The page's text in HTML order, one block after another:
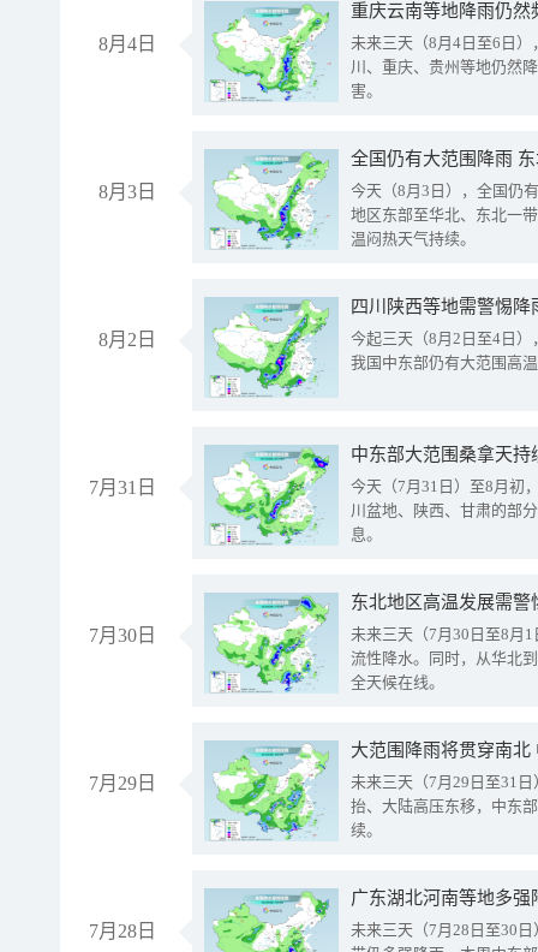
8月4日
重庆云南等地降雨仍然
未来三天（8月4日至6日
川、重庆、贵州等地仍然
害。
8月3日
全国仍有大范围降雨
今天（8月3日），全国仍
地区东部至华北、东北一
温闷热天气持续。
8月2日
今起三天（8月2日至4日
我国中东部仍有大范围高
7月31日
中东部大范围桑拿天
今天（7月31日）至8月初
川盆地、陕西、甘肃的部
息。
7月30日
东北地区高温发展需
未来三天（7月30日至8月
流性降水。同时，从华北
全天候在线。
7月29日
大范围降雨将贯穿南
未来三天（7月29日至31
抬、大陆高压东移，中东
续。
7月28日
广东湖北河南等地多
未来三天（7月28日至30